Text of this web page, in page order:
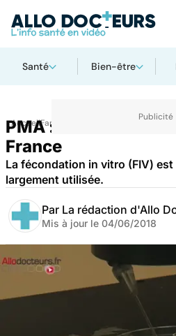
Santé Bien-être
AccueilFamille
PMA : une
France
La fécondation in vitro (FIV)
largement utilisée.
Par La rédaction d'Allo
Mis à jour le 04/06/2018